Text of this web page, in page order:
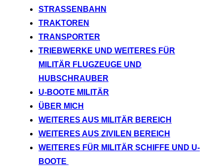
STRASSENBAHN
TRAKTOREN
TRANSPORTER
TRIEBWERKE UND WEITERES FÜR
MILITÄR FLUGZEUGE UND
HUBSCHRAUBER
U-BOOTE MILITÄR
ÜBER MICH
WEITERES AUS MILITÄR BEREICH
WEITERES AUS ZIVILEN BEREICH
WEITERES FÜR MILITÄR SCHIFFE UND U-
BOOTE